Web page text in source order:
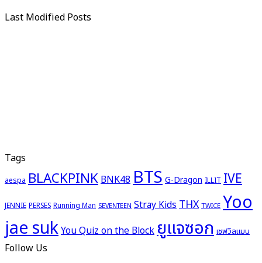
Last Modified Posts
Tags
aespa BLACKPINK BNK48 BTSG-Dragon ILLIT IVE
JENNIE PERSES Running Man SEVENTEEN Stray Kids THX TWICE Yoo
jae sukYou Quiz on the Blockยูแจซอก เชฟวิลแมน
Follow Us